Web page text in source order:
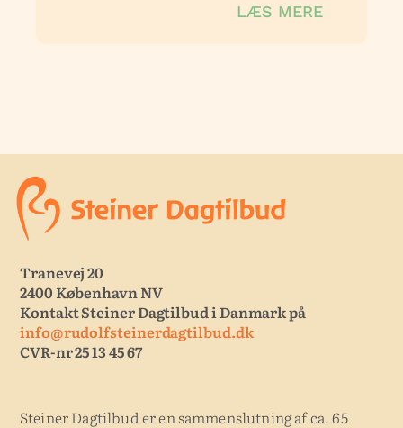
LÆS MERE
Tranevej 20
2400 København NV
Kontakt Steiner Dagtilbud i Danmark på
info@rudolfsteinerdagtilbud.dk
CVR-nr 25 13 45 67
Steiner Dagtilbud er en sammenslutning af ca. 65